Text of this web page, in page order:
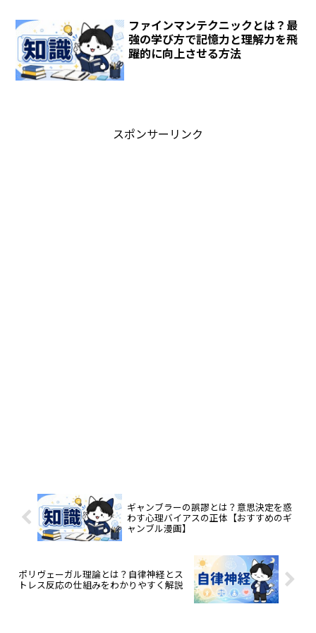
ファインマンテクニックとは？最
強の学び方で記憶力と理解力を飛
躍的に向上させる方法
スポンサーリンク
ギャンブラーの誤謬とは？意思決定を惑
わす心理バイアスの正体【おすすめのギ
ャンブル漫画】
ポリヴェーガル理論とは？自律神経とス
トレス反応の仕組みをわかりやすく解説